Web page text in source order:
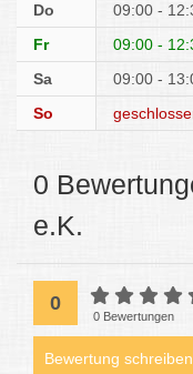
Do
09:00 -
Fr
09:00 -
Sa
09:00 -
So
0
e.K.
0
0 Bewertungen
Bewertung schreiben